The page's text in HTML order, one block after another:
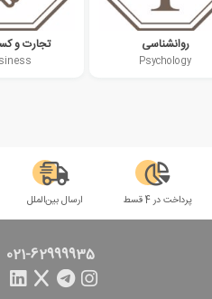
روانشناسی
Psychology
تجارت و
پرداخت در 4 قسط ارسال بین‌الملل
021-62999935